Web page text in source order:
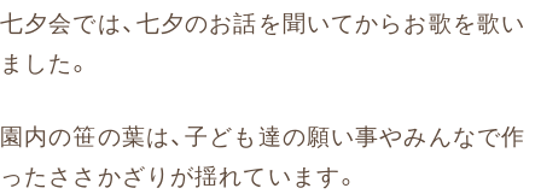
七夕会では、七夕のお話を聞いてからお歌を歌い
ました。
園内の笹の葉は、子ども達の願い事やみんなで作
ったささかざりが揺れています。